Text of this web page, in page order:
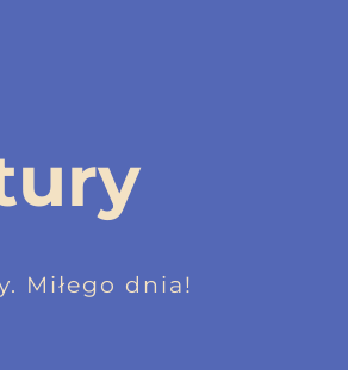
Miłego dnia!